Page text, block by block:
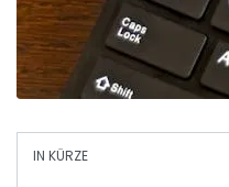
IN KÜRZE